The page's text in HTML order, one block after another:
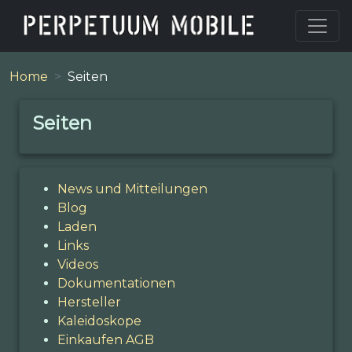
Home Seiten
Seiten
News und Mitteilungen
Blog
Laden
Links
Videos
Dokumentationen
Hersteller
Kaleidoskope
Einkaufen AGB